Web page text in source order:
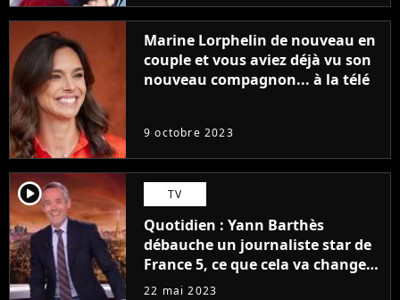
Marine Lorphelin de nouveau en
couple et vous aviez déjà vu son
nouveau compagnon... à la télé
9 octobre 2023
player2 TV
Quotidien : Yann Barthès
débauche un journaliste star de
France 5, ce que cela va changer
à la rentrée
22 mai 2023